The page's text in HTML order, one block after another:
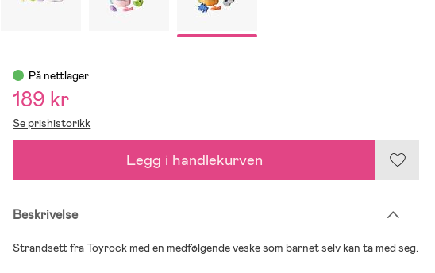
På nettlager
189 kr
Se prishistorikk
Legg i handlekurven
Beskrivelse
Strandsett fra Toyrock med en medfølgende veske som barnet selv kan ta med seg.